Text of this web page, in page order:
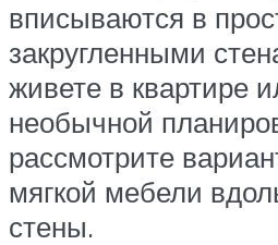
вписываются в
закругленными
живете в квартире
необычной
рассмотрите
мягкой мебели
стены.